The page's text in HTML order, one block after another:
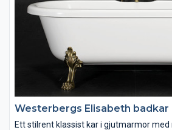
Westerbergs Elisabeth badkar
Ett stilrent klassist kar i gjutmarmor med